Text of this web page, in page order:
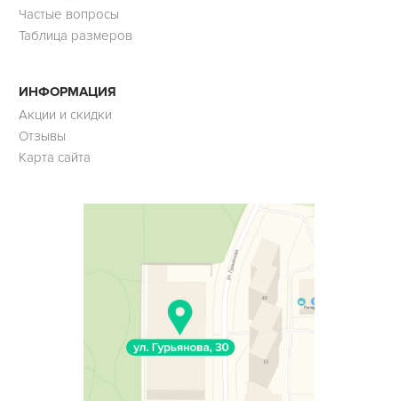
Частые вопросы
Таблица размеров
ИНФОРМАЦИЯ
Акции и скидки
Отзывы
Карта сайта